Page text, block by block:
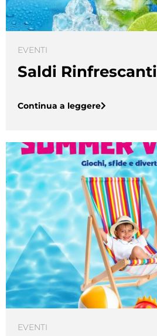
EVENTI
Saldi Rinfrescanti
Continua a leggere
EVENTI